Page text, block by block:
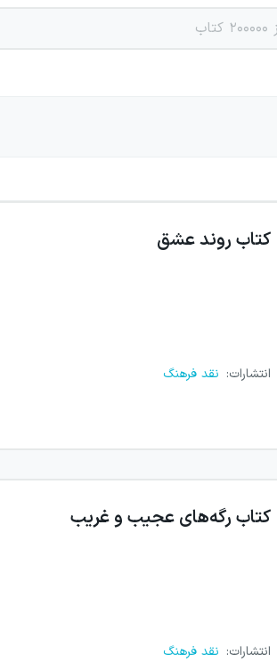
کتاب روند عشق
انتشارات: نقد فرهنگ
کتاب رگه‌های عجیب و غریب
انتشارات: نقد فرهنگ